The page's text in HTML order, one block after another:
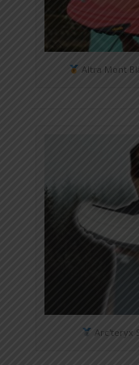
Altra Mont
Arc'teryx